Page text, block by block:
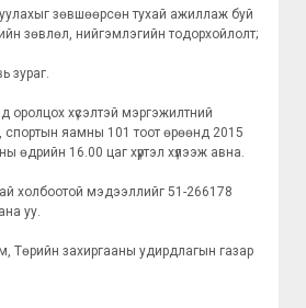
зөвшөөрсөн тухай ажиллаж буй
зөвлөл, нийгэмлэгийн тодорхойлолт;
зураг.
оролцох хүсэлтэй мэргэжилтний
спортын яамны 101 тоот өрөөнд 2015
өдрийн 16.00 цаг хүртэл хүлээж авна.
холбоотой мэдээллийг 51-266178
уу.
Төрийн захиргааны удирдлагын газар